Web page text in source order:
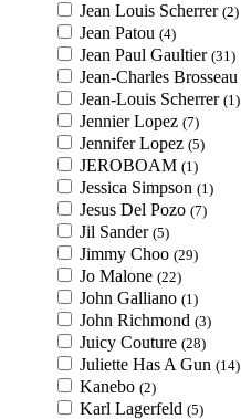
Jean Louis Scherrer (2)
Jean Patou (4)
Jean Paul Gaultier (31)
Jean-Charles Brosseau
Jean-Louis Scherrer (1)
Jennier Lopez (7)
Jennifer Lopez (5)
JEROBOAM (1)
Jessica Simpson (1)
Jesus Del Pozo (7)
Jil Sander (5)
Jimmy Choo (29)
Jo Malone (22)
John Galliano (1)
John Richmond (3)
Juicy Couture (28)
Juliette Has A Gun (14)
Kanebo (2)
Karl Lagerfeld (5)